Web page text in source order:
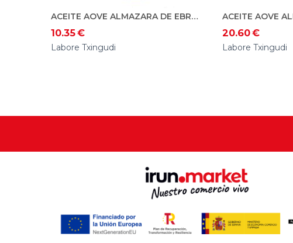
ACEITE AOVE ALMAZARA DE EBRO. ECO 1L
10.35€
Labore Txingudi
20.60€
Labore Txingudi